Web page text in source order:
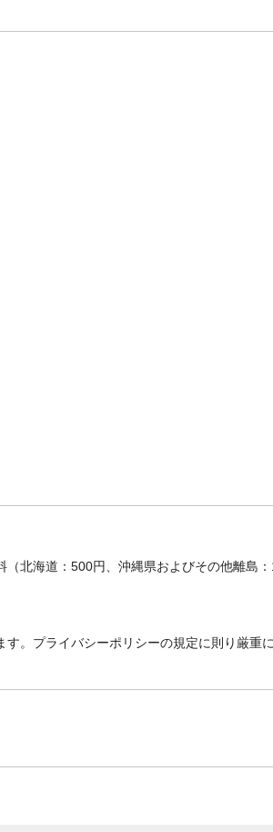
北海道：500円、沖縄県およびその他離島
。プライバシーポリシーの規定に則り厳重に